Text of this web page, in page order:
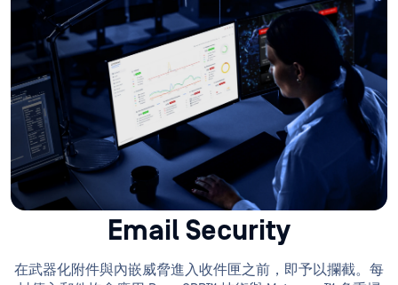
Email Security
在武器化附件與內嵌威脅進入收件匣之前，即予以攔截。每